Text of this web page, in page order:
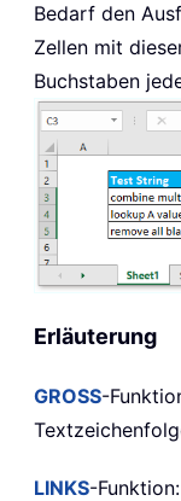
Bedarf den
Zellen mit
Buchstaben
Erläuterung
GROSS-
LINKS-